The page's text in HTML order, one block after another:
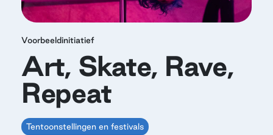
Voorbeeldinitiatief
Art, Skate, Rave,
Repeat
Tentoonstellingen en festivals